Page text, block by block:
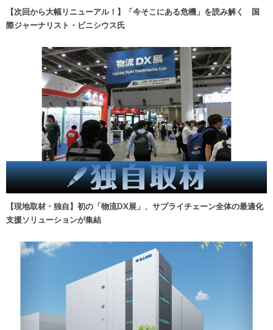
【次回から大幅リニューアル！】「今そこにある危機」を読み解く 国
際ジャーナリスト・ビニシウス氏
【現地取材・独自】初の「物流DX展」、サプライチェーン全体の最適化
支援ソリューションが集結